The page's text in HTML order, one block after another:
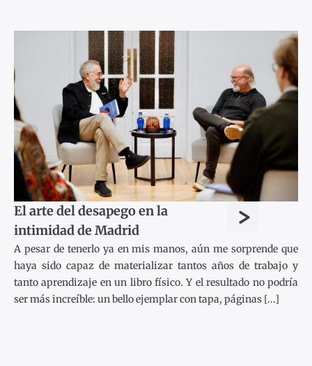
El arte del desapego en la
intimidad de Madrid
>
A pesar de tenerlo ya en mis manos, aún me sorprende que
haya sido capaz de materializar tantos años de trabajo y
tanto aprendizaje en un libro físico. Y el resultado no podría
ser más increíble: un bello ejemplar con tapa, páginas [...]